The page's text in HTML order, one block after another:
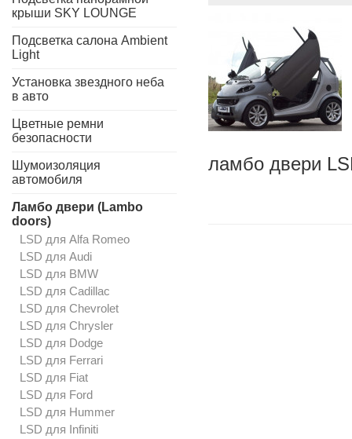
крыши SKY LOUNGE
Подсветка салона Ambient
Light
Установка звездного неба
в авто
Цветные ремни
безопасности
Шумоизоляция
автомобиля
Ламбо двери (Lambo
doors)
LSD для Alfa Romeo
LSD для Audi
LSD для BMW
LSD для Cadillac
LSD для Chevrolet
LSD для Chrysler
LSD для Dodge
LSD для Ferrari
LSD для Fiat
LSD для Ford
LSD для Hummer
LSD для Infiniti
ламбо двери